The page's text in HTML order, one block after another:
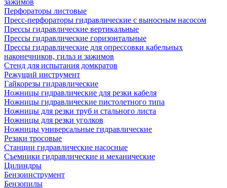
зажимов
Перфораторы листовые
Пресс-перфораторы гидравлические с выносным насосом
Прессы гидравлические вертикальные
Прессы гидравлические горизонтальные
Прессы гидравлические для опрессовки кабельных
наконечников, гильз и зажимов
Стенд для испытания домкратов
Режущий инструмент
Гайкорезы гидравлические
Ножницы гидравлические для резки кабеля
Ножницы гидравлические пистолетного типа
Ножницы для резки труб и стального листа
Ножницы для резки уголков
Ножницы универсальные гидравлические
Резаки тросовые
Станции гидравлические насосные
Съемники гидравлические и механические
Цилиндры
Бензоинструмент
Бензопилы